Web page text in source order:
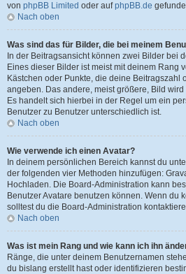
von phpBB Limited oder aufphpBB.de
Nach oben
Was sind das für Bilder, die bei meinem
In der Beitragsansicht können zwei Bilder bei
Eines dieser Bilder ist meist mit deinem Rang
Kästchen oder Punkte, die deine Beitragszahl
angeben. Das andere, meist größere, Bild wird
Es handelt sich hierbei in der Regel um ein
Benutzer zu Benutzer unterschiedlich ist.
Nach oben
Wie verwende ich einen Avatar?
In deinem persönlichen Bereich kannst du
der folgenden vier Methoden hinzufügen:
Hochladen. Die Board-Administration kann
Benutzer Avatare benutzen können. Wenn du
solltest du die Board-Administration
Nach oben
Was ist mein Rang und wie kann ich ihn
Ränge, die unter deinem Benutzernamen
du bislang erstellt hast oder identifizieren